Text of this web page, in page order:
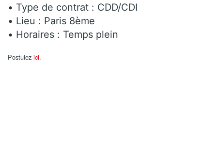
• Type de contrat : CDD/CDI
• Lieu : Paris 8ème
• Horaires : Temps plein
Postulez ici.